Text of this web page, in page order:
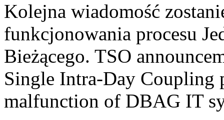
Kolejna wiadomość
funkcjonowania procesu
Bieżącego. TSO
Single Intra-Day Coupling
malfunction of DBAG IT